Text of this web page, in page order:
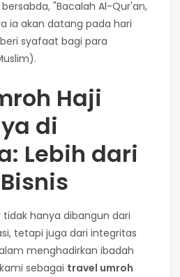
bersabda, "Bacalah Al-Qur'an,
ia akan datang pada hari
syafaat bagi para
Haji
di
Lebih dari
hanya dibangun dari
tetapi juga dari integritas
menghadirkan ibadah
sebagai travel umroh